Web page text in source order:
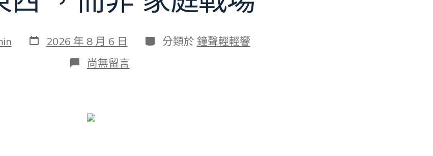
發
表
2026 年 8 月 6 日 分
類
分類於 鐘聲輕輕響
在
〈若
暑
期
尚無留言